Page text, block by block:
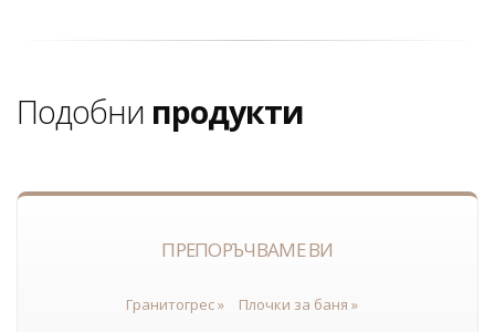
Подобни продукти
ПРЕПОРЪЧВАМЕ ВИ
Гранитогрес » Плочки за баня »